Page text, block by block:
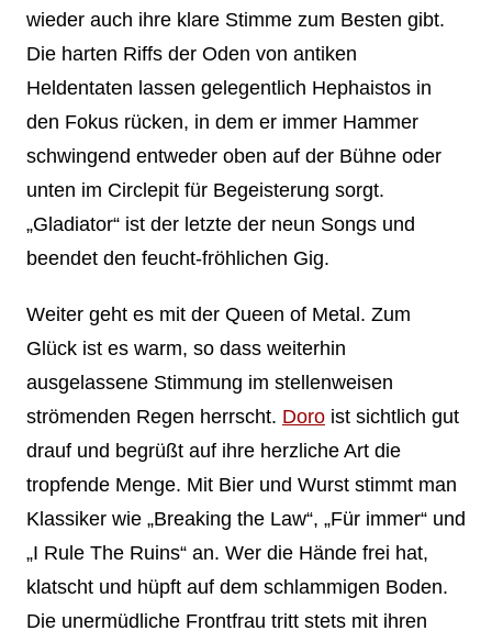
wieder auch ihre klare Stimme zum Besten gibt.
Die harten Riffs der Oden von antiken
Heldentaten lassen gelegentlich Hephaistos in
den Fokus rücken, in dem er immer Hammer
schwingend entweder oben auf der Bühne oder
unten im Circlepit für Begeisterung sorgt.
„Gladiator“ ist der letzte der neun Songs und
beendet den feucht-fröhlichen Gig.
Weiter geht es mit der Queen of Metal. Zum
Glück ist es warm, so dass weiterhin
ausgelassene Stimmung im stellenweisen
strömenden Regen herrscht. Doroist sichtlich gut
drauf und begrüßt auf ihre herzliche Art die
tropfende Menge. Mit Bier und Wurst stimmt man
Klassiker wie „Breaking the Law“, „Für immer“ und
„I Rule The Ruins“ an. Wer die Hände frei hat,
klatscht und hüpft auf dem schlammigen Boden.
Die unermüdliche Frontfrau tritt stets mit ihren